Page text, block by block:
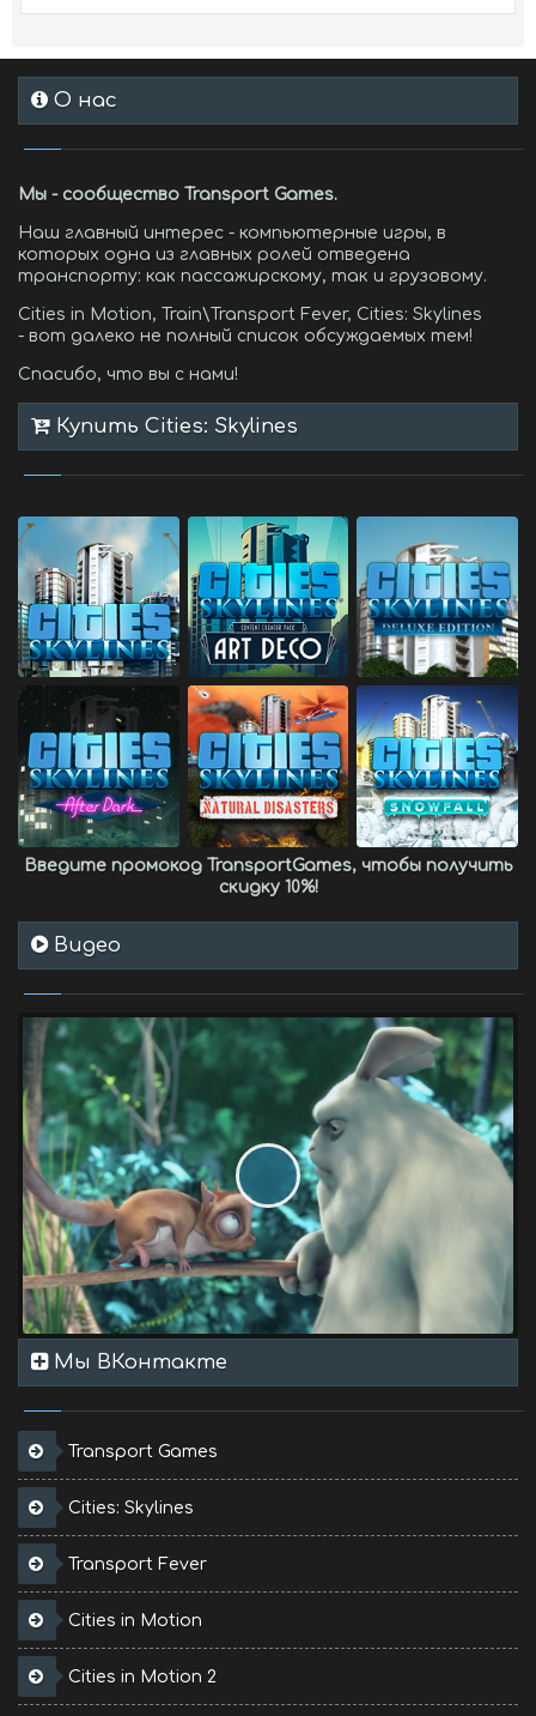
О нас
Мы - сообщество Transport Games.
Наш главный интерес - компьютерные игры, в
которых одна из главных ролей отведена
транспорту: как пассажирскому, так и грузовому.
Cities in Motion, Train\Transport Fever, Cities: Skylines
- вот далеко не полный список обсуждаемых тем!
Спасибо, что вы с нами!
Купить Cities: Skylines
Введите промокод TransportGames, чтобы получить
скидку 10%!
Видео
Мы ВКонтакте
Transport Games
Cities: Skylines
Transport Fever
Cities in Motion
Cities in Motion 2